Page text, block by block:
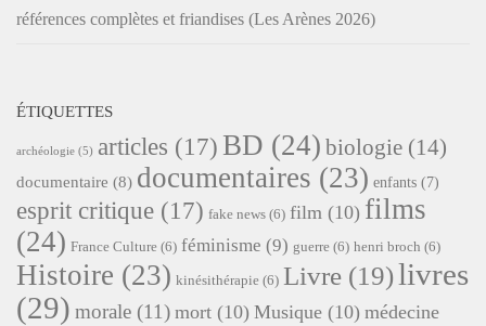
références complètes et friandises (Les Arènes 2026)
ÉTIQUETTES
archéologie (5) articles (17) BD (24) biologie (14)
documentaire (8) documentaires (23) enfants (7)
esprit critique (17) fake news (6) film (10) films
(24) France Culture (6) féminisme (9) guerre (6) henri broch (6)
Histoire (23) kinésithérapie (6) Livre (19)livres
(29) morale (11) mort (10) Musique (10) médecine